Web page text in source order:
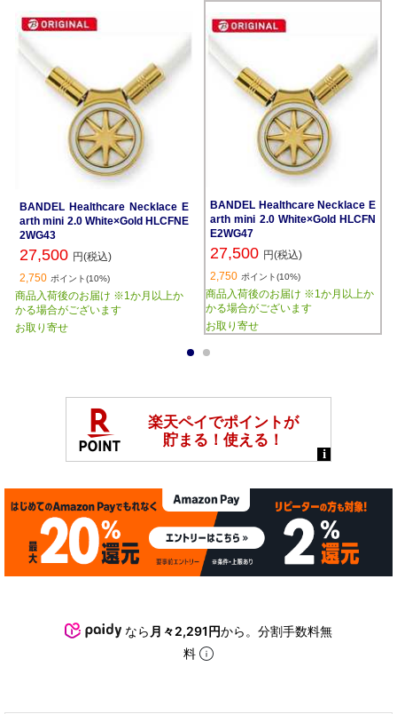
BANDEL Healthcare Necklace E
arth mini 2.0 White×Gold HLCFNE
2WG43
27,500 円(税込)
2,750 ポイント(10%)
商品入荷後のお届け ※1か月以上か
かる場合がございます
お取り寄せ
BANDEL Healthcare Necklace E
arth mini 2.0 White×Gold HLCFN
E2WG47
27,500 円(税込)
2,750 ポイント(10%)
商品入荷後のお届け ※1か月以上か
かる場合がございます
お取り寄せ
なら 月々2,291円から。分割手数料無
料